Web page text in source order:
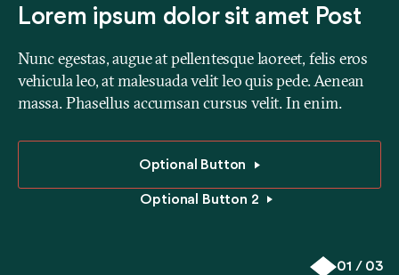
Lorem ipsum dolor sit amet Post
Nunc egestas, augue at pellentesque laoreet, felis eros
vehicula leo, at malesuada velit leo quis pede. Aenean
massa. Phasellus accumsan cursus velit. In enim.
Optional Button
Optional Button 2
01 / 03